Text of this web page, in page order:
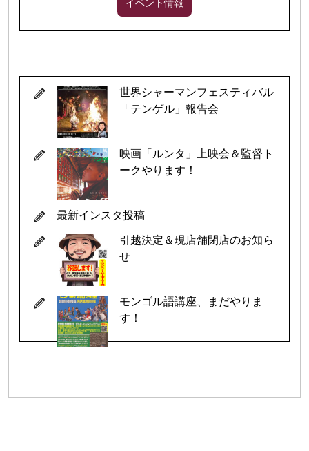
世界シャーマンフェスティバル
「テンゲル」報告会
映画「ルンタ」上映会＆監督ト
ークやります！
最新インスタ投稿
引越決定＆現店舗閉店のお知ら
せ
モンゴル語講座、まだやりま
す！